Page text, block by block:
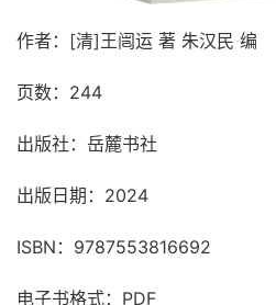
作者：[清]王闿运 著 朱汉民 编
页数：244
出版社：岳麓书社
出版日期：2024
ISBN：9787553816692
电子书格式：PDF